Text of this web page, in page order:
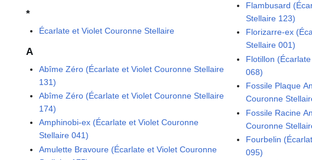
*
Écarlate et Violet Couronne Stellaire
A
Abîme Zéro (Écarlate et Violet Couronne Stellaire
131)
Abîme Zéro (Écarlate et Violet Couronne Stellaire
174)
Amphinobi-ex (Écarlate et Violet Couronne
Stellaire 041)
Amulette Bravoure (Écarlate et Violet Couronne
Flambusard
Stellaire 123)
Florizarre-ex
Stellaire 001)
Flotillon
068)
Fossile Plaque
Couronne
Fossile Racine
Couronne
Fourbelin
095)